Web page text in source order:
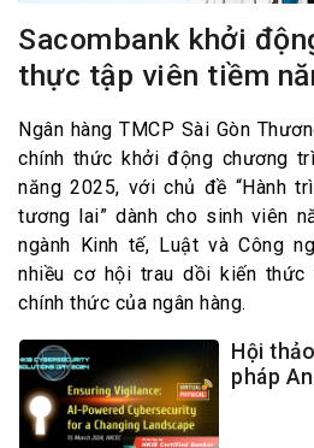
Sacombank khởi
thực tập viên tiềm
Ngân hàng TMCP Sài Gòn
chính thức khởi động chương
năng 2025, với chủ đề “Hành
tương lai” dành cho sinh viên
ngành Kinh tế, Luật và Công
nhiều cơ hội trau dồi kiến thức
chính thức của ngân hàng.
Hội
pháp